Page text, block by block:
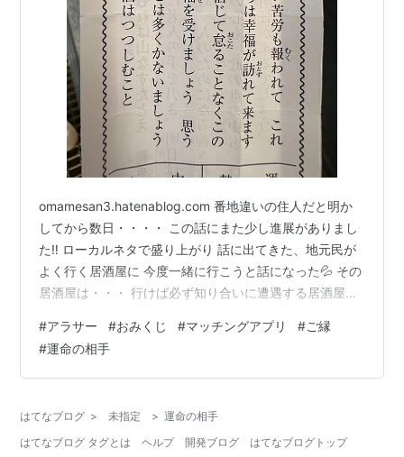
omamesan3.hatenablog.com 番地違いの住人だと明か
してから数日・・・・ この話にまた少し進展がありまし
た‼️ ローカルネタで盛り上がり 話に出てきた、地元民が
よく行く居酒屋に 今度一緒に行こうと話になった💦 その
居酒屋は・・・ 行けば必ず知り合いに遭遇する居酒屋ｗ
様子だったので とりあえずＯＫした🌱 ᐕ)ﾉ 最初に連絡を
取り始めてから 今のところ毎日やりとりしている。 番地
違いの住人だと分かっても ずーっと変わらず連絡をくれ
ど 基本とても面白いし、趣味も合う。 ただ、…
#アラサー #おみくじ #マッチングアプリ #ご縁
#運命の相手
はてなブログ > 未指定 > 運命の相手
はてなブログ タグとは
ヘルプ 開発ブログ はてなブログトップ